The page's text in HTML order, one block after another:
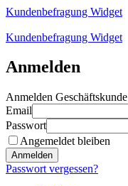
Kundenbefragung Widget
Kundenbefragung Widget
Anmelden
Anmelden Geschäftskunde
Email
Passwort
Angemeldet bleiben
Anmelden
Passwort vergessen?